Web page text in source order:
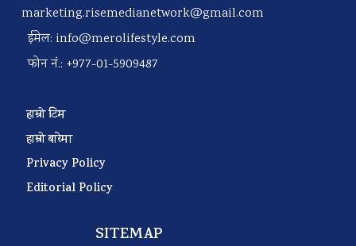
marketing.risemedianetwork@gmail.com
ईमेल: info@merolifestyle.com
फोन नं.: +977-01-5909487
हाम्रो टिम
हाम्रो बारेमा
Privacy Policy
Editorial Policy
SITEMAP